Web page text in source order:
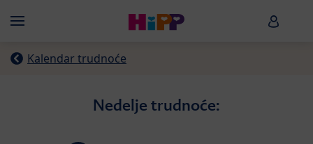
Menü HiPP
Kalendar trudnoće
Nedelje trudnoće: